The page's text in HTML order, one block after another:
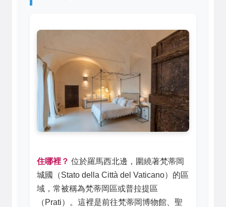
住哪裡？ 位於羅馬西北邊，圍繞著梵蒂岡
城國（Stato della Città del Vaticano）的區
域，常被稱為梵蒂岡區或普拉提區
（Prati）。這裡是前往梵蒂岡博物館、聖